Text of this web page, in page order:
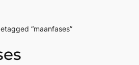
“maanfases”